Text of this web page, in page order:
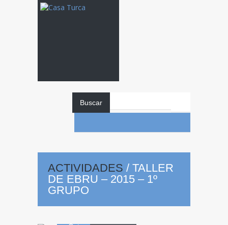
Buscar
ACTIVIDADES / TALLER
DE EBRU – 2015 – 1º
GRUPO
2015 – 1º